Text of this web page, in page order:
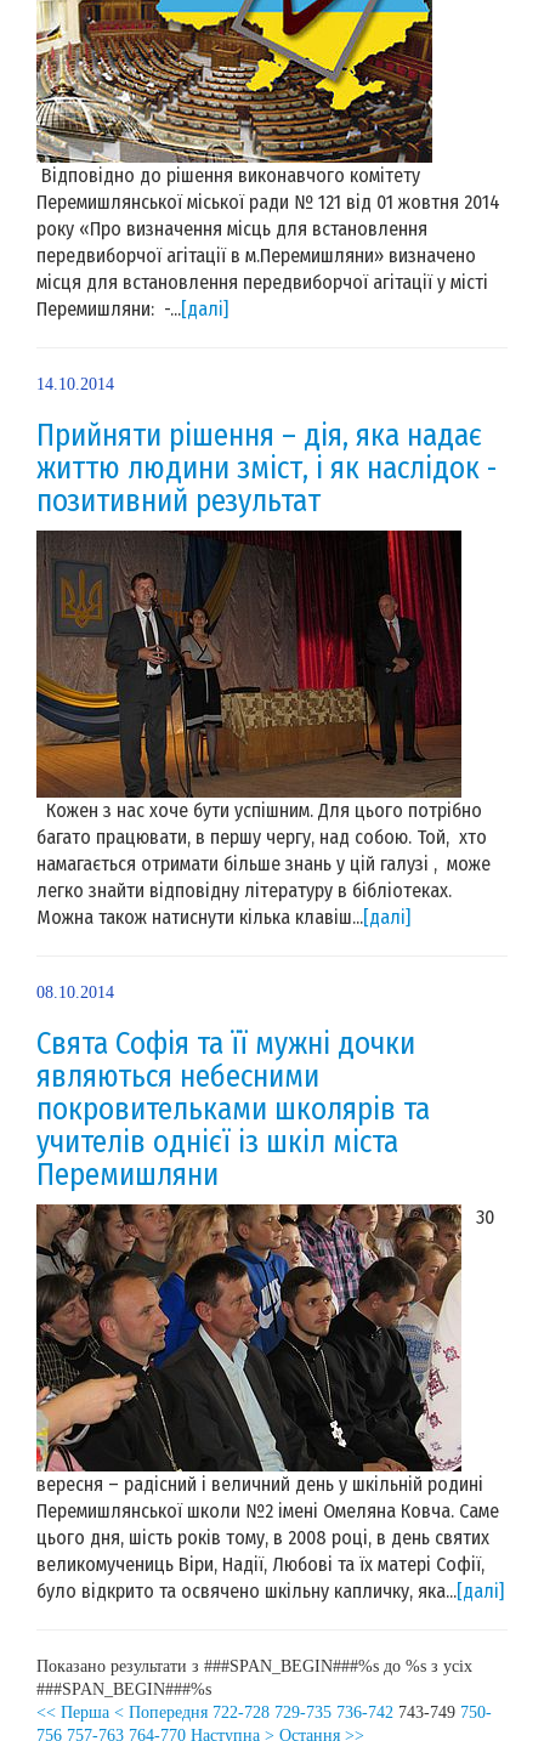
Відповідно до рішення виконавчого комітету
Перемишлянської міської ради № 121 від 01 жовтня 2014
року «Про визначення місць для встановлення
передвиборчої агітації в м.Перемишляни» визначено
місця для встановлення передвиборчої агітації у місті
Перемишляни: -...[далі]
14.10.2014
Прийняти рішення – дія, яка надає
життю людини зміст, і як наслідок -
позитивний результат
Кожен з нас хоче бути успішним. Для цього потрібно
багато працювати, в першу чергу, над собою. Той, хто
намагається отримати більше знань у цій галузі , може
легко знайти відповідну літературу в бібліотеках.
Можна також натиснути кілька клавіш...[далі]
08.10.2014
Свята Софія та її мужні дочки
являються небесними
покровительками школярів та
учителів однієї із шкіл міста
Перемишляни
30
вересня – радісний і величний день у шкільній родині
Перемишлянської школи №2 імені Омеляна Ковча. Саме
цього дня, шість років тому, в 2008 році, в день святих
великомучениць Віри, Надії, Любові та їх матері Софії,
було відкрито та освячено шкільну капличку, яка...[далі]
Показано результати з ###SPAN_BEGIN###%s до %s з усіх
###SPAN_BEGIN###%s
<< Перша < Попередня 722-728 729-735 736-742 743-749 750-
756 757-763 764-770 Наступна > Остання >>